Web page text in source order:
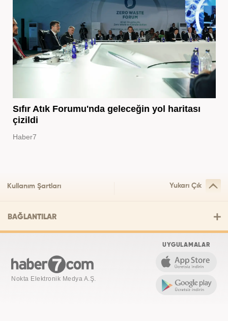
Sıfır Atık Forumu'nda geleceğin yol haritası
çizildi
Haber7
Kullanım Şartları Yukarı Çık
BAĞLANTILAR
Nokta Elektronik Medya A.Ş.
UYGULAMALAR